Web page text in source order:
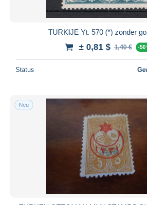
TURKIJE Yt. 570 (*) zonder
± 0,81 $ 1,40 € -50
Status
Neu